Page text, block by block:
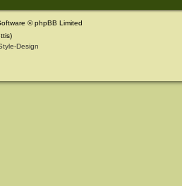
© phpBB Limited
Design